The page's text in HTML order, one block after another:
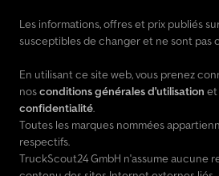
Les informations, offres et prix publiés
susceptibles de changer et ne sont pas
En utilisant ce site web, vous prenez
nosconditions générales d'utilisation et
confidentialité.
Toutes les marques nommées
respectifs.
TruckScout24 GmbH n'assume aucune